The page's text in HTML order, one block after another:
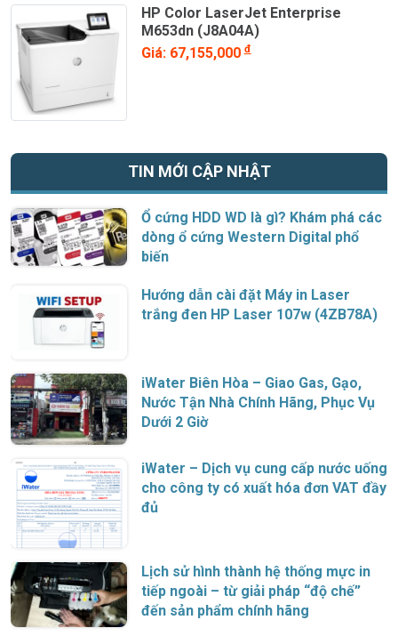
Tốc độ xử lý
và uptime
✅ Ổn định, hiệu
⚠️ Dễ nghẽn khi nhiều
Router
Draytek Vigor2926 Plus Dual WAN
tưởng cho các doanh nghiệp đang tìm kiếm
ổn định, bảo mật và dễ quản lý . Sản phẩm đáp ứng tốt nhu
cầu vận hành liên tục, hỗ trợ mở rộng và tích hợp sâu với hệ
thống mạng nội bộ hiện đại.
HP Color LaserJet Enterprise
M653dn (J8A04A)
Giá: 67,155,000đ
TIN MỚI CẬP NHẬT
Ổ cứng HDD WD là gì? Khám phá các
dòng ổ cứng Western Digital phổ
biến
Hướng dẫn cài đặt Máy in Laser
trắng đen HP Laser 107w (4ZB78A)
iWater Biên Hòa – Giao Gas, Gạo,
Nước Tận Nhà Chính Hãng, Phục Vụ
Dưới 2 Giờ
iWater – Dịch vụ cung cấp nước uống
cho công ty có xuất hóa đơn VAT đầy
đủ
Lịch sử hình thành hệ thống mực in
tiếp ngoài – từ giải pháp “độ chế”
đến sản phẩm chính hãng